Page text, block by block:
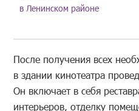
в Ленинском районе
После получения всех
в здании кинотеатра
Он включает в себя
интерьеров, отделку